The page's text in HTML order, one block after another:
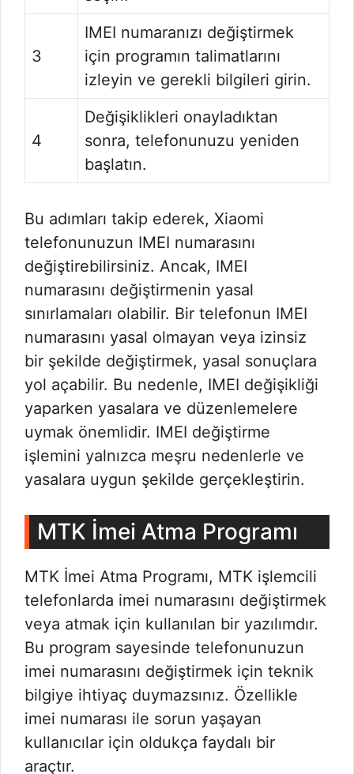
3
IMEI numaranızı değiştirmek
için programın talimatlarını
izleyin ve gerekli bilgileri girin.
4
Değişiklikleri onayladıktan
sonra, telefonunuzu yeniden
başlatın.
Bu adımları takip ederek, Xiaomi
telefonunuzun IMEI numarasını
değiştirebilirsiniz. Ancak, IMEI
numarasını değiştirmenin yasal
sınırlamaları olabilir. Bir telefonun IMEI
numarasını yasal olmayan veya izinsiz
bir şekilde değiştirmek, yasal sonuçlara
yol açabilir. Bu nedenle, IMEI değişikliği
yaparken yasalara ve düzenlemelere
uymak önemlidir. IMEI değiştirme
işlemini yalnızca meşru nedenlerle ve
yasalara uygun şekilde gerçekleştirin.
MTK İmei Atma Programı
MTK İmei Atma Programı, MTK işlemcili
telefonlarda imei numarasını değiştirmek
veya atmak için kullanılan bir yazılımdır.
Bu program sayesinde telefonunuzun
imei numarasını değiştirmek için teknik
bilgiye ihtiyaç duymazsınız. Özellikle
imei numarası ile sorun yaşayan
kullanıcılar için oldukça faydalı bir
araçtır.